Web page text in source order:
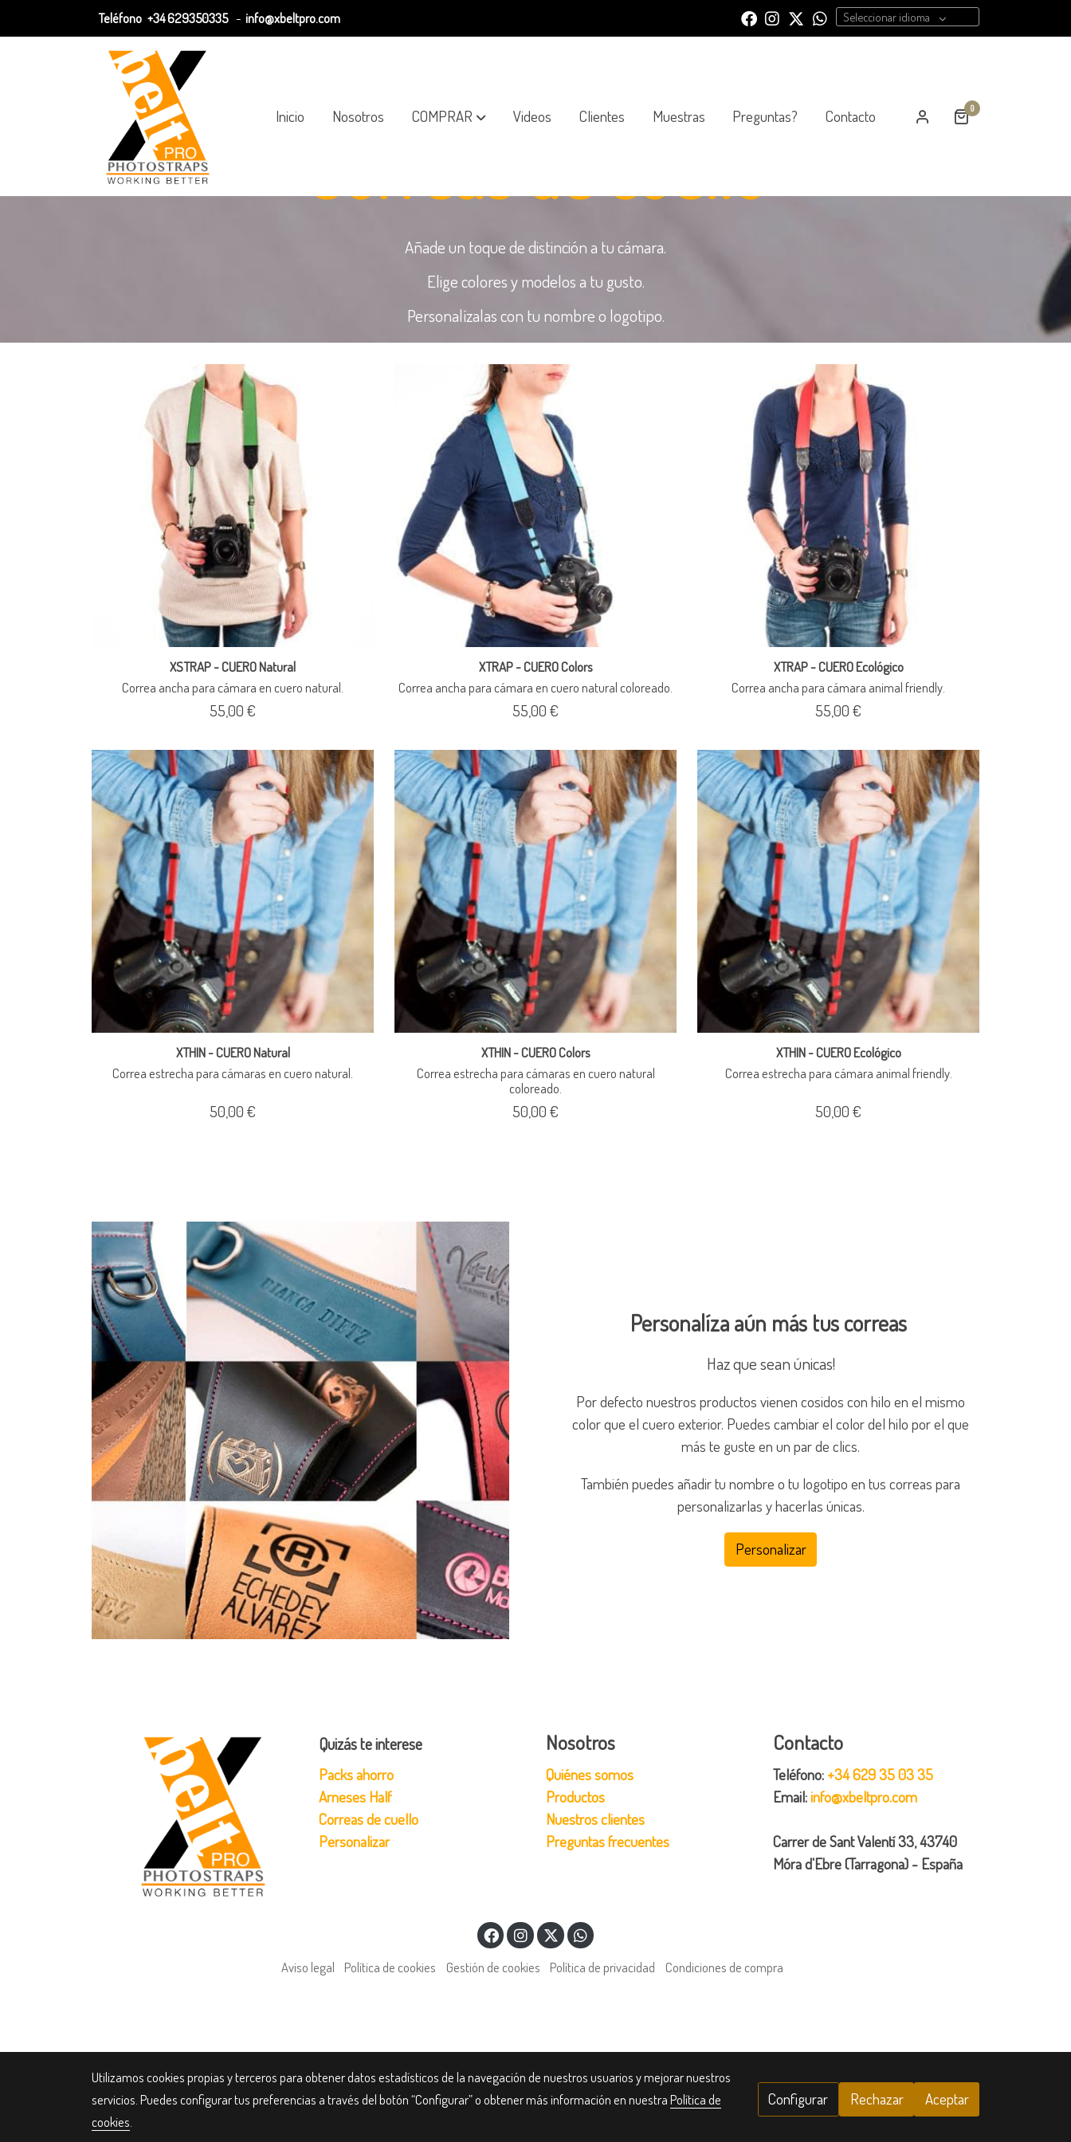
Teléfono +34 629350335 - info@xbeltpro.com Seleccionar idioma
Inicio Nosotros COMPRAR Videos Clientes Muestras Preguntas? Contacto 0
Correas de cuello
Añade un toque de distinción a tu cámara.
Elige colores y modelos a tu gusto.
Personalízalas con tu nombre o logotipo.
XSTRAP - CUERO Natural
Correa ancha para cámara en cuero natural.
55,00 €
XTRAP - CUERO Colors
Correa ancha para cámara en cuero natural coloreado.
55,00 €
XTRAP - CUERO Ecológico
Correa ancha para cámara animal friendly.
55,00 €
XTHIN - CUERO Natural
Correa estrecha para cámaras en cuero natural.
50,00 €
XTHIN - CUERO Colors
Correa estrecha para cámaras en cuero natural
coloreado.
50,00 €
XTHIN - CUERO Ecológico
Correa estrecha para cámara animal friendly.
50,00 €
Personalíza aún más tus correas
Haz que sean únicas!
Por defecto nuestros productos vienen cosidos con hilo en el mismo
color que el cuero exterior. Puedes cambiar el color del hilo por el que
más te guste en un par de clics.
También puedes añadir tu nombre o tu logotipo en tus correas para
personalizarlas y hacerlas únicas.
Personalizar
Quizás te interese
Packs ahorro
Arneses Half
Correas de cuello
Personalizar
Nosotros
Quiénes somos
Productos
Nuestros clientes
Preguntas frecuentes
Contacto
Teléfono: +34 629 35 03 35
Email:info@xbeltpro.com
Carrer de Sant Valentí 33, 43740
Móra d'Ebre (Tarragona) - España
Aviso legal Política de cookies Gestión de cookies Política de privacidad Condiciones de compra
Utilizamos cookies propias y terceros para obtener datos estadísticos de la navegación de nuestros usuarios y mejorar nuestros
servicios. Puedes configurar tus preferencias a través del botón “Configurar” o obtener más información en nuestraPolítica de
cookies.
Configurar Rechazar Aceptar